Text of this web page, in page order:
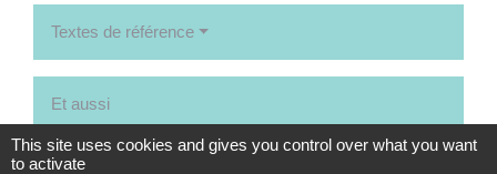
Textes de référence
Et aussi
Préparer sa succession : donation
This site uses cookies and gives you control over what you want
to activate